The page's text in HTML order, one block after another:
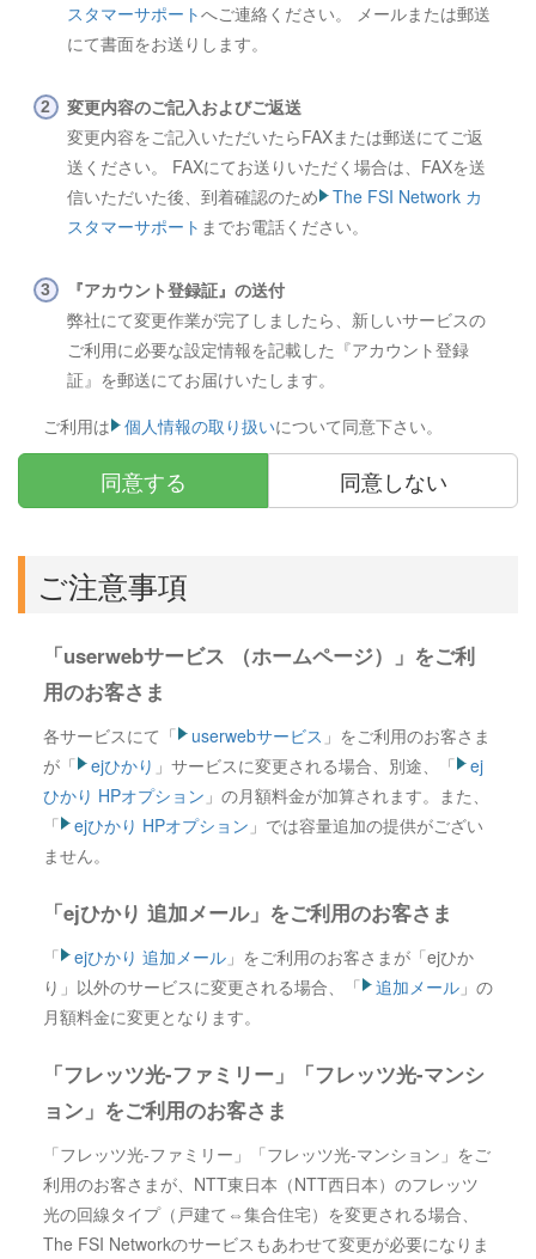
スタマーサポートへご連絡ください。 メールまたは郵送
にて書面をお送りします。
変更内容のご記入およびご返送
変更内容をご記入いただいたらFAXまたは郵送にてご返
送ください。 FAXにてお送りいただく場合は、FAXを送
信いただいた後、到着確認のため
The FSI Network カ
スタマーサポート までお電話ください。
『アカウント登録証』の送付
弊社にて変更作業が完了しましたら、新しいサービスの
ご利用に必要な設定情報を記載した『アカウント登録
証』を郵送にてお届けいたします。
ご利用は
個人情報の取り扱いについて同意下さい。
同意する 同意しない
ご注意事項
「userwebサービス （ホームページ）」をご利
用のお客さま
各サービスにて「 userwebサービス 」をご利用のお客さま
が「
ejひかり 」 サービスに変更される場合、別途、「
ej
ひかり HPオプション 」の月額料金が加算されます。また、
「
ejひかり HPオプション 」では容量追加の提供がござい
ません。
「ejひかり 追加メール」をご利用のお客さま
「 ejひかり 追加メール」をご利用のお客さまが「ejひか
り」 以外のサービスに変更される場合、「 追加メール」の
月額料金に変更となります。
「フレッツ光-ファミリー」「フレッツ光-マンシ
ョン」をご利用のお客さま
「フレッツ光-ファミリー」「フレッツ光-マンション」をご
利用のお客さまが、NTT東日本（NTT西日本）のフレッツ
光の回線タイプ（戸建て⇔集合住宅）を変更される場合、
The FSI Networkのサービスもあわせて変更が必要になりま